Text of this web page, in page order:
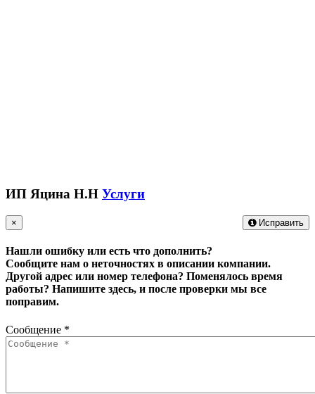
ИП Яцина Н.Н Услуги
Исправить
×
Нашли ошибку или есть что дополнить?
Сообщите нам о неточностях в описании компании.
Другой адрес или номер телефона? Поменялось время
работы? Напишите здесь, и после проверки мы все
поправим.
Сообщение *